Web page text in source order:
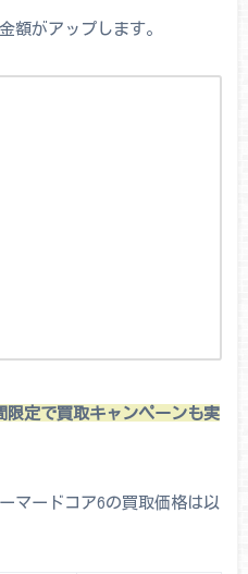
額がアップします。
限定で買取キャンペーンも実
マードコア6の買取価格は以